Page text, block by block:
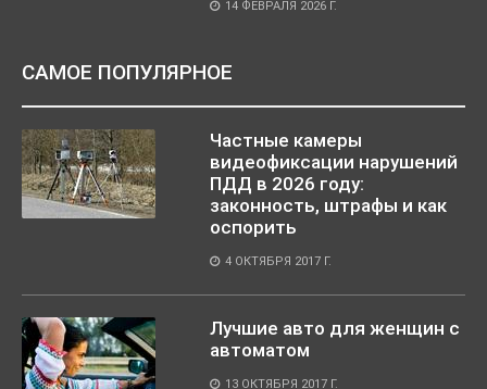
14 ФЕВРАЛЯ 2026 Г.
САМОЕ ПОПУЛЯРНОЕ
Частные камеры
видеофиксации нарушений
ПДД в 2026 году:
законность, штрафы и как
оспорить
4 ОКТЯБРЯ 2017 Г.
Лучшие авто для женщин с
автоматом
13 ОКТЯБРЯ 2017 Г.